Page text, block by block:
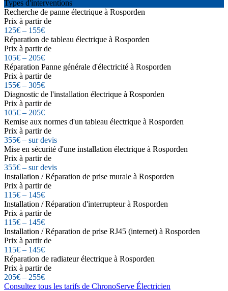
Types d'interventions
Recherche de panne électrique à Rosporden
Prix à partir de
125€ – 155€
Réparation de tableau électrique à Rosporden
Prix à partir de
105€ – 205€
Réparation Panne générale d'électricité à Rosporden
Prix à partir de
155€ – 305€
Diagnostic de l'installation électrique à Rosporden
Prix à partir de
105€ – 205€
Remise aux normes d'un tableau électrique à Rosporden
Prix à partir de
355€ – sur devis
Mise en sécurité d'une installation électrique à Rosporden
Prix à partir de
355€ – sur devis
Installation / Réparation de prise murale à Rosporden
Prix à partir de
115€ – 145€
Installation / Réparation d'interrupteur à Rosporden
Prix à partir de
115€ – 145€
Installation / Réparation de prise RJ45 (internet) à Rosporden
Prix à partir de
115€ – 145€
Réparation de radiateur électrique à Rosporden
Prix à partir de
205€ – 255€
Consultez tous les tarifs de ChronoServe Électricien